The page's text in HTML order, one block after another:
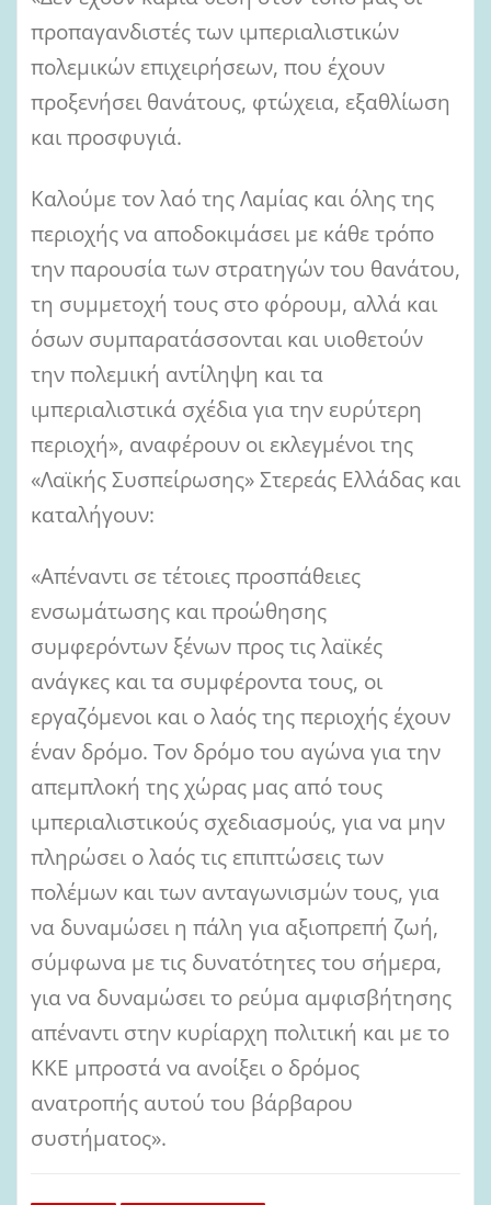
προπαγανδιστές των ιμπεριαλιστικών
πολεμικών επιχειρήσεων, που έχουν
προξενήσει θανάτους, φτώχεια, εξαθλίωση
και προσφυγιά.
Καλούμε τον λαό της Λαμίας και όλης της
περιοχής να αποδοκιμάσει με κάθε τρόπο
την παρουσία των στρατηγών του θανάτου,
τη συμμετοχή τους στο φόρουμ, αλλά και
όσων συμπαρατάσσονται και υιοθετούν
την πολεμική αντίληψη και τα
ιμπεριαλιστικά σχέδια για την ευρύτερη
περιοχή», αναφέρουν οι εκλεγμένοι της
«Λαϊκής Συσπείρωσης» Στερεάς Ελλάδας και
καταλήγουν:
«Απέναντι σε τέτοιες προσπάθειες
ενσωμάτωσης και προώθησης
συμφερόντων ξένων προς τις λαϊκές
ανάγκες και τα συμφέροντα τους, οι
εργαζόμενοι και ο λαός της περιοχής έχουν
έναν δρόμο. Τον δρόμο του αγώνα για την
απεμπλοκή της χώρας μας από τους
ιμπεριαλιστικούς σχεδιασμούς, για να μην
πληρώσει ο λαός τις επιπτώσεις των
πολέμων και των ανταγωνισμών τους, για
να δυναμώσει η πάλη για αξιοπρεπή ζωή,
σύμφωνα με τις δυνατότητες του σήμερα,
για να δυναμώσει το ρεύμα αμφισβήτησης
απέναντι στην κυρίαρχη πολιτική και με το
ΚΚΕ μπροστά να ανοίξει ο δρόμος
ανατροπής αυτού του βάρβαρου
συστήματος».